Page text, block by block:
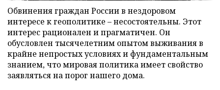
Обвинения граждан России в нездоровом
интересе к геополитике – несостоятельны. Этот
интерес рационален и прагматичен. Он
обусловлен тысячелетним опытом выживания в
крайне непростых условиях и фундаментальным
знанием, что мировая политика имеет свойство
заявляться на порог нашего дома.